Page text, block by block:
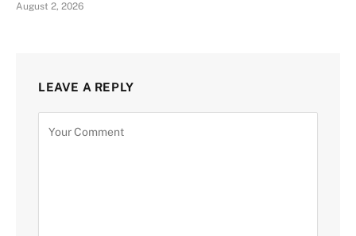
August 2, 2026
LEAVE A REPLY